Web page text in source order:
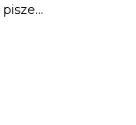
pisze…